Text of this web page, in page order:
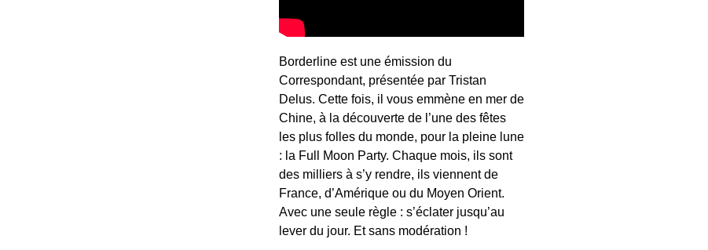
Borderline est une émission du
Correspondant, présentée par Tristan
Delus. Cette fois, il vous emmène en mer de
Chine, à la découverte de l’une des fêtes
les plus folles du monde, pour la pleine lune
: la Full Moon Party. Chaque mois, ils sont
des milliers à s’y rendre, ils viennent de
France, d’Amérique ou du Moyen Orient.
Avec une seule règle : s’éclater jusqu’au
lever du jour. Et sans modération !